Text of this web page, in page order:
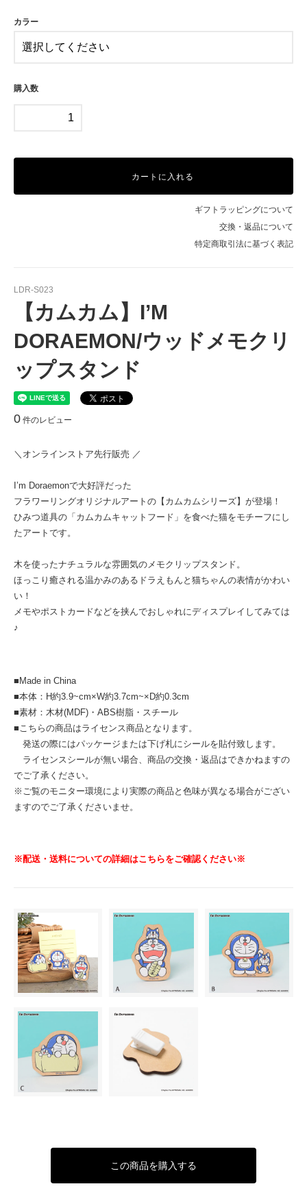
カラー
購入数
カートに入れる
ギフトラッピングについて
交換・返品について
特定商取引法に基づく表記
LDR-S023
【カムカム】I’M
DORAEMON/ウッドメモクリ
ップスタンド
0 件のレビュー
＼オンラインストア先行販売 ／
I’m Doraemonで大好評だった
フラワーリングオリジナルアートの【カムカムシリーズ】が登場！
ひみつ道具の「カムカムキャットフード」を食べた猫をモチーフにし
たアートです。
木を使ったナチュラルな雰囲気のメモクリップスタンド。
ほっこり癒される温かみのあるドラえもんと猫ちゃんの表情がかわい
い！
メモやポストカードなどを挟んでおしゃれにディスプレイしてみては
♪
■Made in China
■本体：H約3.9~cm×W約3.7cm~×D約0.3cm
■素材：木材(MDF)・ABS樹脂・スチール
■こちらの商品はライセンス商品となります。
発送の際にはパッケージまたは下げ札にシールを貼付致します。
ライセンスシールが無い場合、商品の交換・返品はできかねますの
でご了承ください。
※ご覧のモニター環境により実際の商品と色味が異なる場合がござい
ますのでご了承くださいませ。
※配送・送料についての詳細はこちらをご確認ください※
この商品を購入する